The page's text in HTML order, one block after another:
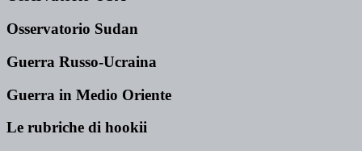
Osservatorio Sudan
Guerra Russo-Ucraina
Guerra in Medio Oriente
Le rubriche di hookii